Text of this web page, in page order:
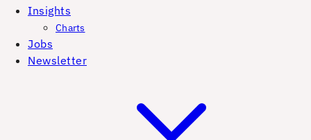
Insights
Charts
Jobs
Newsletter